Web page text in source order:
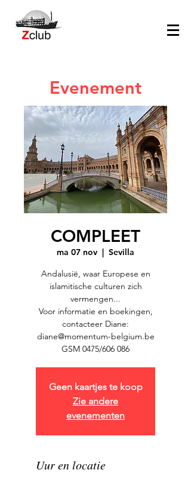
Evenement
COMPLEET
ma 07 nov
  |
Sevilla
Andalusië, waar Europese en
islamitische culturen zich
vermengen...
Voor informatie en boekingen,
contacteer Diane:
diane@momentum-belgium.be
GSM 0475/606 086
Geen kaartjes te koop
Zie andere
evenementen
Uur en locatie